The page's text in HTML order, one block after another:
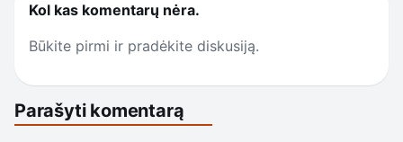
Kol kas komentarų nėra.
Būkite pirmi ir pradėkite diskusiją.
Parašyti komentarą